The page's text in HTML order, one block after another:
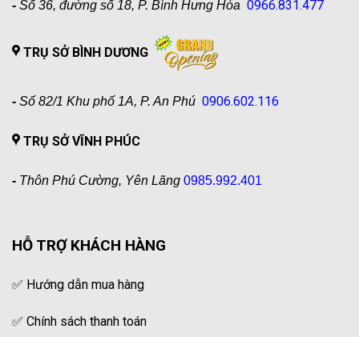
- Số 36, đường số 18, P. Bình Hưng Hòa 0966.831.477
TRỤ SỞ BÌNH DƯƠNG
- Số 82/1 Khu phố 1A, P. An Phú 0906.602.116
TRỤ SỞ VĨNH PHÚC
- Thôn Phú Cường, Yên Lãng 0985.992.401
HỖ TRỢ KHÁCH HÀNG
✅ Hướng dẫn mua hàng
✅ Chính sách thanh toán